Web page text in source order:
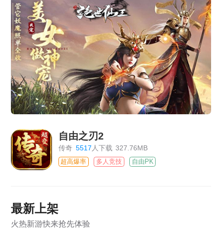
自由之刃2
传奇 5517人下载 327.76MB
超高爆率 多人竞技 自由PK
最新上架
火热新游快来抢先体验